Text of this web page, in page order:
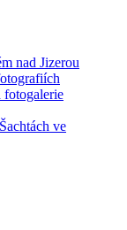
nad Jizerou
fotogalerie
ve